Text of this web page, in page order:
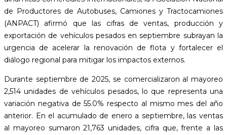
de Productores de Autobuses, Camiones y Tractocamiones
(ANPACT) afirmó que las cifras de ventas, producción y
exportación de vehículos pesados en septiembre subrayan la
urgencia de acelerar la renovación de flota y fortalecer el
diálogo regional para mitigar los impactos externos.
Durante septiembre de 2025, se comercializaron al mayoreo
2,514 unidades de vehículos pesados, lo que representa una
variación negativa de 55.0% respecto al mismo mes del año
anterior. En el acumulado de enero a septiembre, las ventas
al mayoreo sumaron 21,763 unidades, cifra que, frente a las